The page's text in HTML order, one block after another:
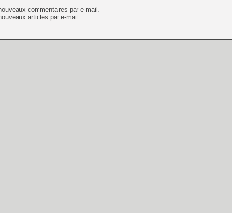
commentaires par e-mail.
articles par e-mail.